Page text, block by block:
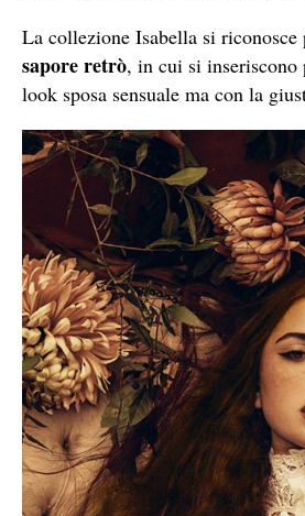
La collezione Isabella si
sapore retrò, in cui si
look sposa sensuale ma con la